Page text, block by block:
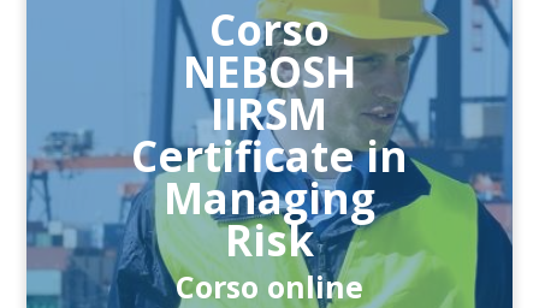
Corso
NEBOSH
IIRSM
Certificate in
Managing
Risk
Corso online